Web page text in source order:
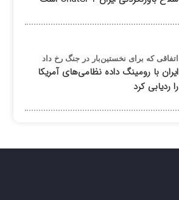
اتفاقی که برای نخستین‌بار در جنگ رخ داد
ایران با رومینگ داده نظامی‌های آمریکا
را ردیابی کرد